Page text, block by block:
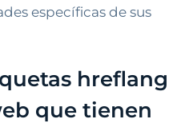
específicas de sus
hreflang
que tienen